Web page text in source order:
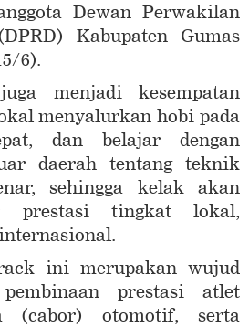
Dewan Perwakilan
Kabupaten Gumas
6).
menjadi kesempatan
menyalurkan hobi pada
dan belajar dengan
daerah tentang teknik
sehingga kelak akan
prestasi tingkat lokal,
ini merupakan wujud
prestasi atlet
(cabor) otomotif, serta